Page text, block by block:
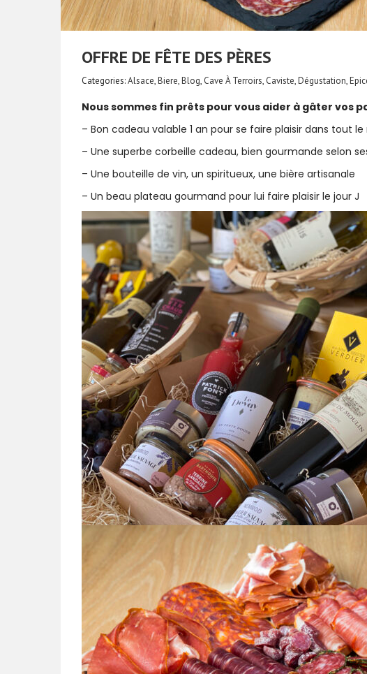
OFFRE DE FÊTE DES PÈRES
Categories:Alsace,Biere,Blog, Cave À Terroirs, Caviste,Dégustation,
Nous sommes fin prêts pour vous aider à gâter vos
– Bon cadeau valable 1 an pour se faire plaisir dans tout
– Une superbe corbeille cadeau, bien gourmande selon
– Une bouteille de vin, un spiritueux, une bière artisanale
– Un beau plateau gourmand pour lui faire plaisir le jour J